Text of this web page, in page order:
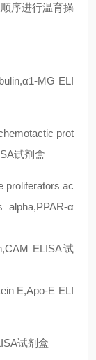
序进行温育操
α1-MG ELI
prot
试剂盒
ac
alpha,PPAR-α
ELISA试
E,Apo-E ELI
试剂盒